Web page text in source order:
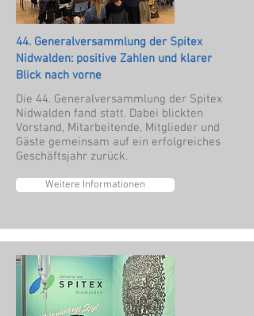
44. Generalversammlung der Spitex
Nidwalden: positive Zahlen und klarer
Blick nach vorne
Die 44. Generalversammlung der Spitex
Nidwalden fand statt. Dabei blickten
Vorstand, Mitarbeitende, Mitglieder und
Gäste gemeinsam auf ein erfolgreiches
Geschäftsjahr zurück.
Weitere Informationen